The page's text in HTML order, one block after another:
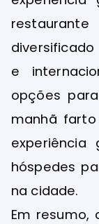
e
opções
manhã
experiência
hóspedes
na cidade.
Em resumo,